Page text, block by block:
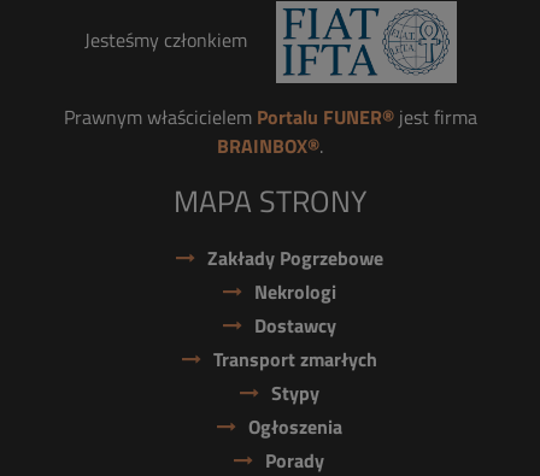
Jesteśmy członkiem
Prawnym właścicielem Portalu FUNER®jest firma
BRAINBOX®.
MAPA STRONY
Zakłady Pogrzebowe
Nekrologi
Dostawcy
Transport zmarłych
Stypy
Ogłoszenia
Porady